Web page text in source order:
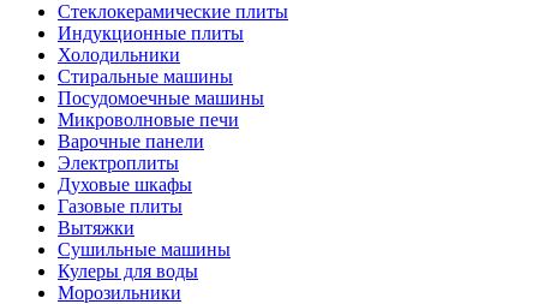
Стеклокерамические плиты
Индукционные плиты
Холодильники
Стиральные машины
Посудомоечные машины
Микроволновые печи
Варочные панели
Электроплиты
Духовые шкафы
Газовые плиты
Вытяжки
Сушильные машины
Кулеры для воды
Морозильники